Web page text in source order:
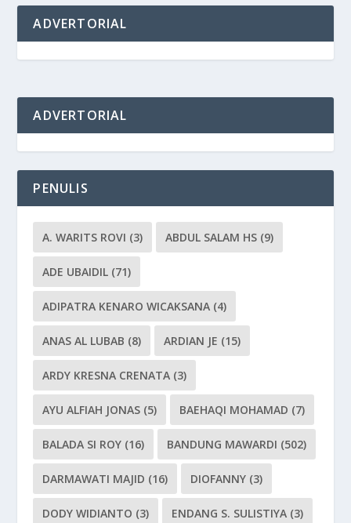
ADVERTORIAL
ADVERTORIAL
PENULIS
A. WARITS ROVI (3) ABDUL SALAM HS (9)
ADE UBAIDIL (71)
ADIPATRA KENARO WICAKSANA (4)
ANAS AL LUBAB (8) ARDIAN JE (15)
ARDY KRESNA CRENATA (3)
AYU ALFIAH JONAS (5) BAEHAQI MOHAMAD (7)
BALADA SI ROY (16) BANDUNG MAWARDI (502)
DARMAWATI MAJID (16) DIOFANNY (3)
DODY WIDIANTO (3) ENDANG S. SULISTIYA (3)